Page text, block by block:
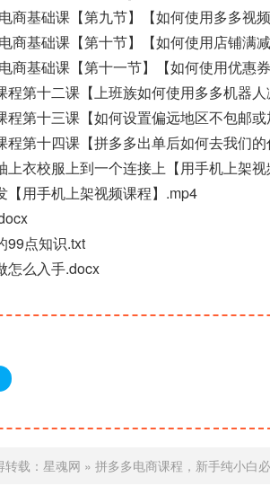
商基础课【第九节】【如何使用多多视
商基础课【第十节】【如何使用店铺满
商基础课【第十一节】【如何使用优惠
程第十二课【上班族如何使用多多机器
程第十三课【如何设置偏远地区不包邮
程第十四课【拼多多出单后如何去我们
上衣校服上到一个连接上【用手机上架
【用手机上架视频课程】.mp4
99点知识.txt
怎么入手.docx
载： 星魂网 » 拼多多电商课程，新手纯小白